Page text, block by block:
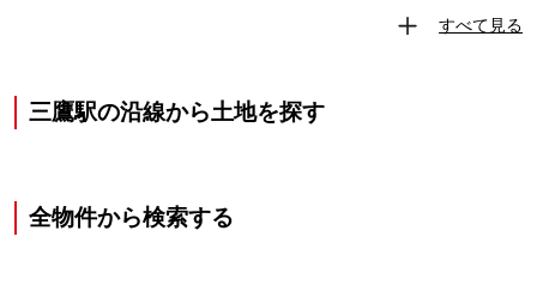
すべて見る
三鷹駅の沿線から土地を探す
全物件から検索する